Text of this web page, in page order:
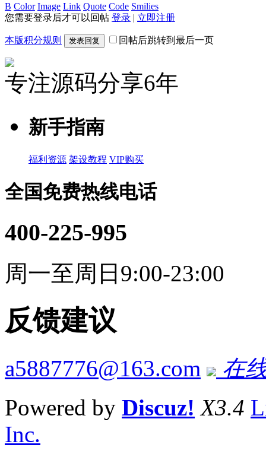
B Color Image Link Quote Code Smilies
您需要登录后才可以回帖 登录 | 立即注册
本版积分规则 发表回复 回帖后跳转到最后一页
专注源码分享6年
新手指南
福利资源 架设教程 VIP购买
全国免费热线电话
400-225-995
周一至周日9:00-23:00
反馈建议
a5887776@163.com
在
Powered by Discuz! X3.4
Inc.